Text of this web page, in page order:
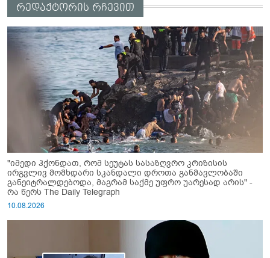
რედაქტორის რჩევით
"იმედი ჰქონდათ, რომ სეუტას სასაზღვრო კრიზისის
ირგვლივ მომხდარი სკანდალი დროთა განმავლობაში
განეიტრალდებოდა, მაგრამ საქმე უფრო უარესად არის" -
რა წერს The Daily Telegraph
10.08.2026